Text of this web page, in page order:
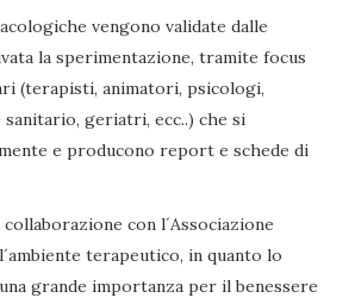
vengono validate dalle
la sperimentazione, tramite focus
(terapisti, animatori, psicologi,
geriatri, ecc..) che si
e producono report e schede di
con l´Associazione
terapeutico, in quanto lo
grande importanza per il benessere